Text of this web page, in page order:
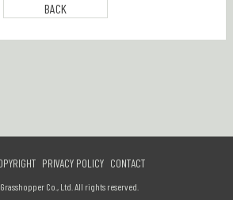
BACK
PRIVACY POLICY CONTACT
Co., Ltd. All rights reserved.